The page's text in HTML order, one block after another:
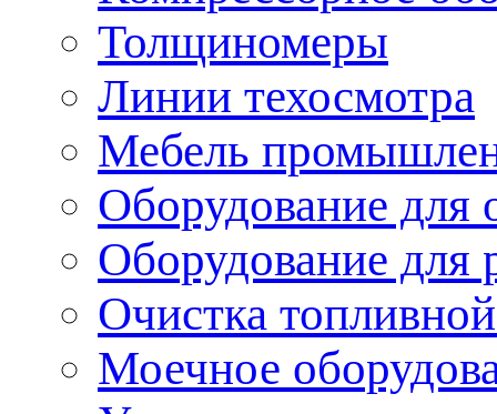
Толщиномеры
Линии техосмотра
Мебель
Оборудование для
Оборудование для
Очистка
Моечное